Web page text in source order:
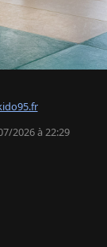
2026 à 22:29